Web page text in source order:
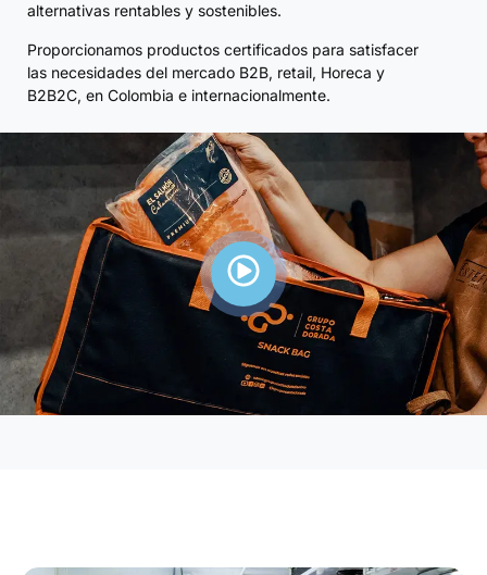
alternativas rentables y sostenibles.
Proporcionamos productos certificados para satisfacer
las necesidades del mercado B2B, retail, Horeca y
B2B2C, en Colombia e internacionalmente.